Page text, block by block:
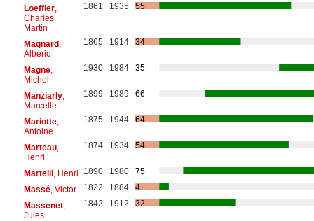
Loeffler,
Charles
Martin
1861 1935 55
Magnard,
Albéric
1865 1914 34
Magne,
Michel
1930 1984 35
Manziarly,
Marcelle
1899 1989 66
Mariotte,
Antoine
1875 1944 64
Marteau,
Henri
1874 1934 54
Martelli, Henri 1890 1980
75
Massé, Victor 1822 1884
4
Massenet,
Jules
1842 1912 32